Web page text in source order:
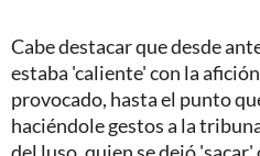
Cabe destacar que desde
estaba 'caliente' con la
provocado, hasta el punto
haciéndole gestos a la
del luso, quien se dejó 'sacar'